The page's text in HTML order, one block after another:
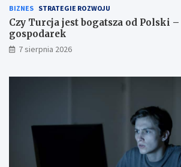
BIZNES STRATEGIE ROZWOJU
Czy Turcja jest bogatsza od Polski
gospodarek
7 sierpnia 2026